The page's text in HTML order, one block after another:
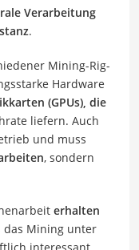
Verarbeitung
.
Mining-Rig-
Hardware
(GPUs), die
liefern. Auch
und muss
, sondern
erhalten
das Mining unter
interessant